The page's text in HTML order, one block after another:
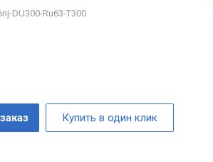
DU300-Ru63-T300